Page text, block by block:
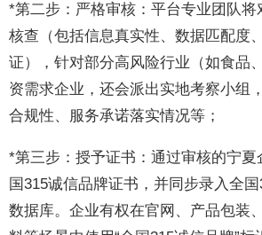
*第二步：严格审核：平台专业团队
核查（包括信息真实性、数据匹配度
证），针对部分高风险行业（如食品
资需求企业，还会派出实地考察小组
合规性、服务承诺落实情况等；
*第三步：授予证书：通过审核的宁夏
国315诚信品牌证书，并同步录入全
数据库。企业有权在官网、产品包装